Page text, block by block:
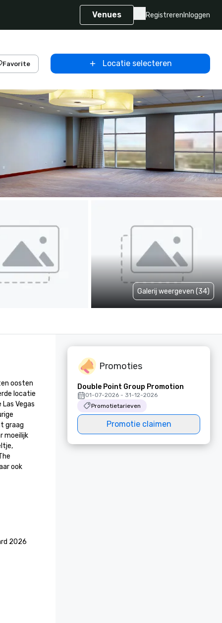
Venues Registreren Inloggen
Favorite Locatie selecteren
Galerij weergeven (34)
oosten
locatie
Vegas
graag
moeilijk
ook
2026
Promoties
Double Point Group Promotion
01-07-2026 - 31-12-2026
Promotietarieven
Promotie claimen